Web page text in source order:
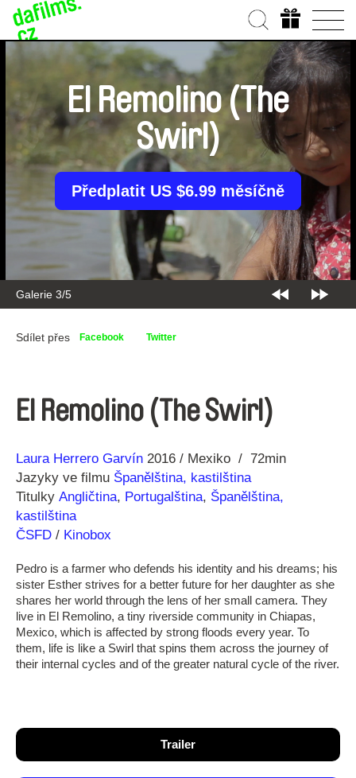
Galerie 3/5
El Remolino (The
Swirl)
Předplatit US $6.99 měsíčně
Sdílet přes Facebook Twitter
El Remolino (The Swirl)
Režie
Laura Herrero Garvín
Rok 2016 Mexiko
72min
Jazyky ve filmu Španělština, kastilština
Titulky Angličtina, Portugalština, Španělština,
kastilština
ČSFD / Kinobox
Pedro is a farmer who defends his identity and his dreams; his
sister Esther strives for a better future for her daughter as she
shares her world through the lens of her small camera. They
live in El Remolino, a tiny riverside community in Chiapas,
Mexico, which is affected by strong floods every year. To
them, life is like a Swirl that spins them across the journey of
their internal cycles and of the greater natural cycle of the river.
Trailer